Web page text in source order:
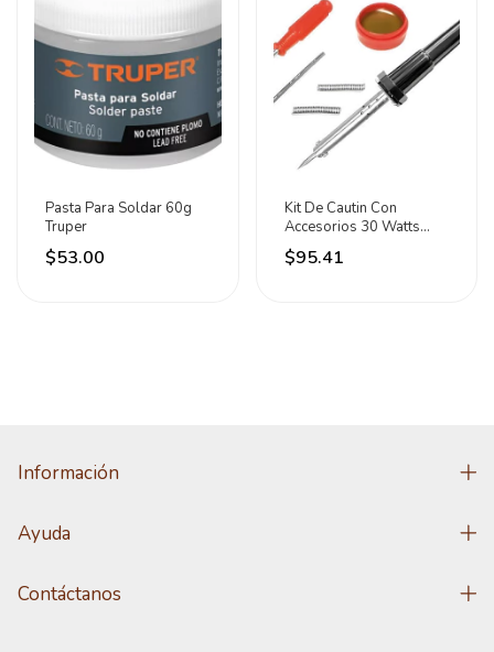
Pasta Para Soldar 60g
Truper
$53.00
Kit De Cautin Con
Accesorios 30 Watts
Pasta Soldadura Lion
$95.41
Información
Ayuda
Contáctanos